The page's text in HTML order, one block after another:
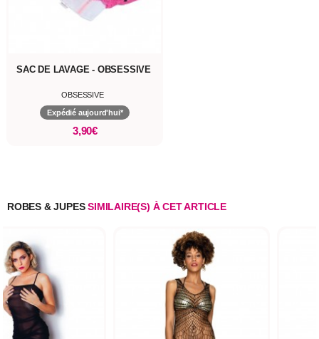
SAC DE LAVAGE - OBSESSIVE
OBSESSIVE
Expédié aujourd'hui*
3,90€
ROBES & JUPESSIMILAIRE(S) À CET ARTICLE